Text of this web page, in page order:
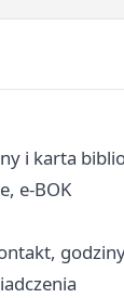
i karta
e-BOK